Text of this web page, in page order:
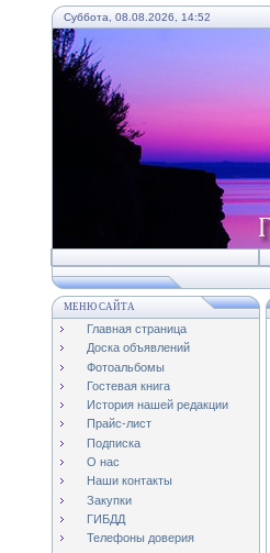
Суббота, 08.08.2026, 14:52
МЕНЮ САЙТА
Главная страница
Доска объявлений
Фотоальбомы
Гостевая книга
История нашей редакции
Прайс-лист
Подписка
О нас
Наши контакты
Закупки
ГИБДД
Телефоны доверия